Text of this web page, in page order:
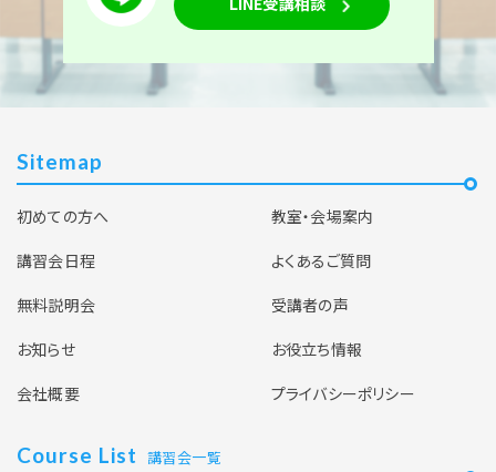
Sitemap
初めての方へ
教室・会場案内
講習会日程
よくあるご質問
無料説明会
受講者の声
お知らせ
お役立ち情報
会社概要
プライバシーポリシー
Course List 講習会一覧